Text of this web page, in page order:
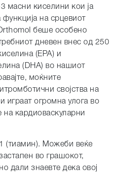
масни киселини кои ја
на срцевиот
беше особено
дневен внес од 250
(EPA) и
(DHA) во нашиот
моќните
својства на
играат огромна улога во
кардиоваскуларни
(тиамин). Можеби веќе
во грашокот,
дали знаевте дека овој